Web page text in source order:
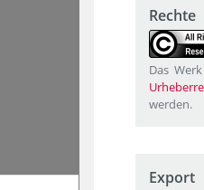
Rechte
Das
werden.
Export